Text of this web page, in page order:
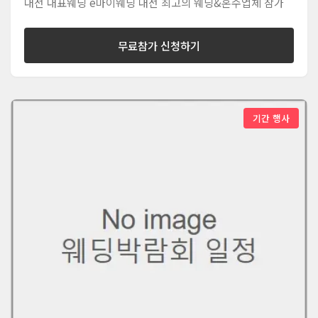
무료참가 신청하기
기간 행사